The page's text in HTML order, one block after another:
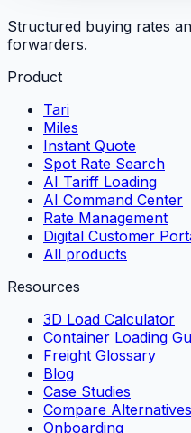
Structured buying rates
forwarders.
Product
Tari
Miles
Instant Quote
Spot Rate Search
AI Tariff Loading
AI Command Center
Rate Management
Digital Customer
All products
Resources
3D Load Calculator
Container Loading
Freight Glossary
Blog
Case Studies
Compare Alternatives
Onboarding